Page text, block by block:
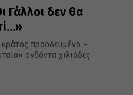
Γάλλοι δεν θα
κράτος προοδευμένο –
ογδόντα χιλιάδες